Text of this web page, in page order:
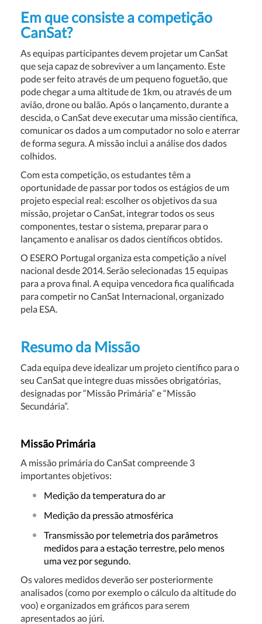
Em que consiste a competição
CanSat?
As equipas participantes devem projetar um CanSat
que seja capaz de sobreviver a um lançamento. Este
pode ser feito através de um pequeno foguetão, que
pode chegar a uma altitude de 1km, ou através de um
avião, drone ou balão. Após o lançamento, durante a
descida, o CanSat deve executar uma missão científica,
comunicar os dados a um computador no solo e aterrar
de forma segura. A missão inclui a análise dos dados
colhidos.
Com esta competição, os estudantes têm a
oportunidade de passar por todos os estágios de um
projeto especial real: escolher os objetivos da sua
missão, projetar o CanSat, integrar todos os seus
componentes, testar o sistema, preparar para o
lançamento e analisar os dados científicos obtidos.
O ESERO Portugal organiza esta competição a nível
nacional desde 2014. Serão selecionadas 15 equipas
para a prova final. A equipa vencedora fica qualificada
para competir no CanSat Internacional, organizado
pela ESA.
Resumo da Missão
Cada equipa deve idealizar um projeto científico para o
seu CanSat que integre duas missões obrigatórias,
designadas por “Missão Primária” e “Missão
Secundária”.
Missão Primária
A missão primária do CanSat compreende 3
importantes objetivos:
Medição da temperatura do ar
Medição da pressão atmosférica
Transmissão por telemetria dos parâmetros
medidos para a estação terrestre, pelo menos
uma vez por segundo.
Os valores medidos deverão ser posteriormente
analisados (como por exemplo o cálculo da altitude do
voo) e organizados em gráficos para serem
apresentados ao júri.